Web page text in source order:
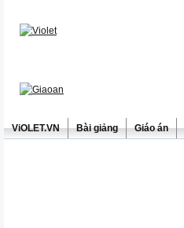
ViOLET.VN Bài giảng Giáo án